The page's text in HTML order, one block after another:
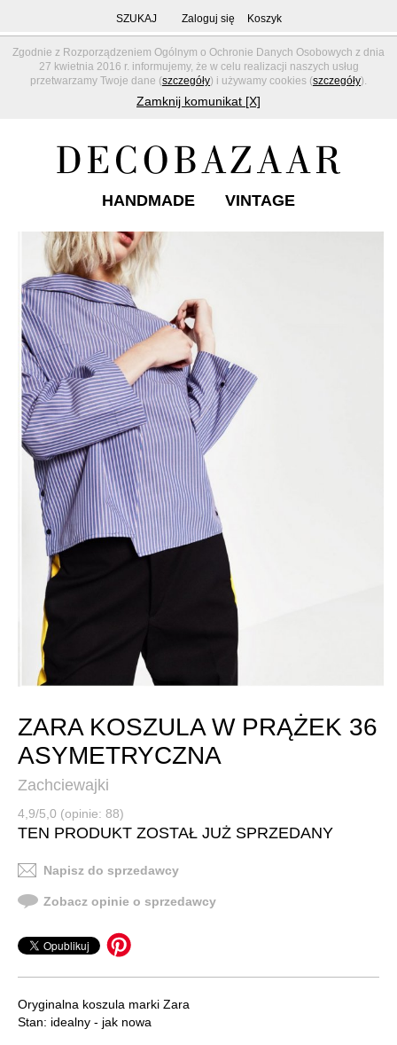
Zgodnie z Rozporządzeniem Ogólnym o Ochronie Danych Osobowych z dnia
27 kwietnia 2016 r. informujemy, że w celu realizacji naszych usług
przetwarzamy Twoje dane (szczegóły) i używamy cookies (szczegóły).
Zamknij komunikat [X]
SZUKAJ Zaloguj się Koszyk
HANDMADE VINTAGE
ZARA KOSZULA W PRĄŻEK 36
ASYMETRYCZNA
Zachciewajki
4,9/5,0 (opinie: 88)
TEN PRODUKT ZOSTAŁ JUŻ SPRZEDANY
Napisz do sprzedawcy
Zobacz opinie o sprzedawcy
Oryginalna koszula marki Zara
Stan: idealny - jak nowa